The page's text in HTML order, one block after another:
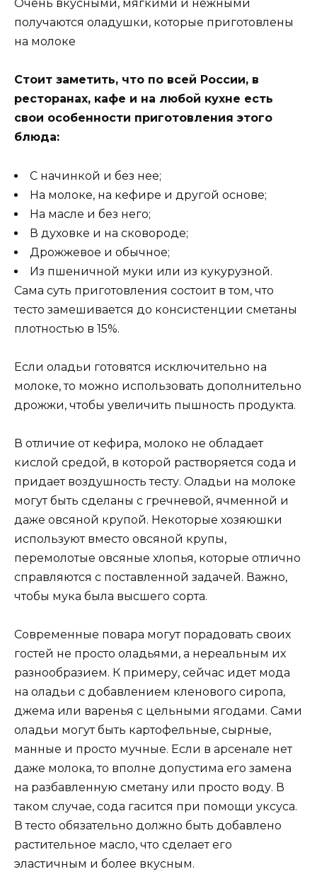
Очень вкусными, мягкими и нежными
получаются оладушки, которые приготовлены
на молоке
Стоит заметить, что по всей России, в
ресторанах, кафе и на любой кухне есть
свои особенности приготовления этого
блюда:
С начинкой и без нее;
На молоке, на кефире и другой основе;
На масле и без него;
В духовке и на сковороде;
Дрожжевое и обычное;
Из пшеничной муки или из кукурузной.
Сама суть приготовления состоит в том, что
тесто замешивается до консистенции сметаны
плотностью в 15%.
Если оладьи готовятся исключительно на
молоке, то можно использовать дополнительно
дрожжи, чтобы увеличить пышность продукта.
В отличие от кефира, молоко не обладает
кислой средой, в которой растворяется сода и
придает воздушность тесту. Оладьи на молоке
могут быть сделаны с гречневой, ячменной и
даже овсяной крупой. Некоторые хозяюшки
используют вместо овсяной крупы,
перемолотые овсяные хлопья, которые отлично
справляются с поставленной задачей. Важно,
чтобы мука была высшего сорта.
Современные повара могут порадовать своих
гостей не просто оладьями, а нереальным их
разнообразием. К примеру, сейчас идет мода
на оладьи с добавлением кленового сиропа,
джема или варенья с цельными ягодами. Сами
оладьи могут быть картофельные, сырные,
манные и просто мучные. Если в арсенале нет
даже молока, то вполне допустима его замена
на разбавленную сметану или просто воду. В
таком случае, сода гасится при помощи уксуса.
В тесто обязательно должно быть добавлено
растительное масло, что сделает его
эластичным и более вкусным.